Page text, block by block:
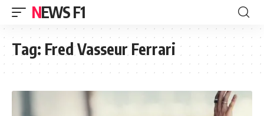
NEWS F1
Tag: Fred Vasseur Ferrari